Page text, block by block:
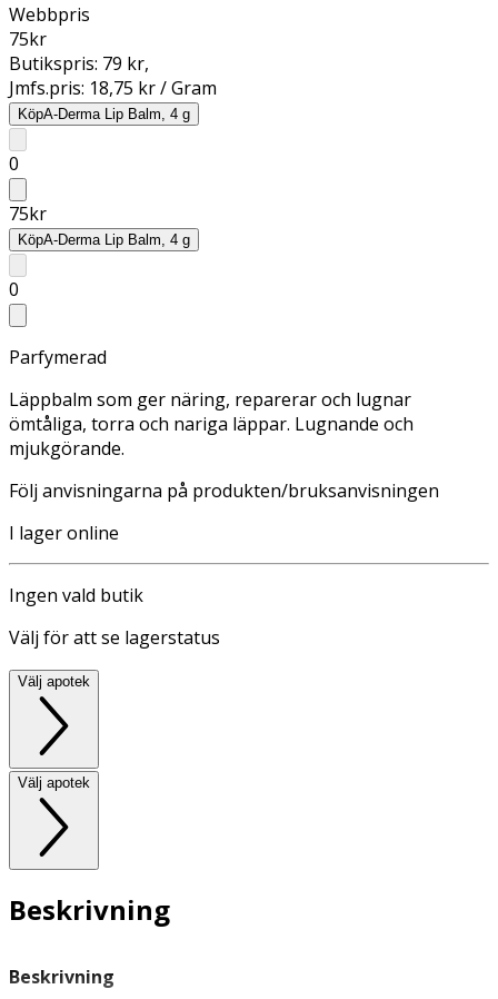
Webbpris
75kr
Butikspris: 79 kr,
Jmfs.pris: 18,75 kr / Gram
KöpA-Derma Lip Balm, 4 g
0
75kr
KöpA-Derma Lip Balm, 4 g
0
Parfymerad
Läppbalm som ger näring, reparerar och lugnar
ömtåliga, torra och nariga läppar. Lugnande och
mjukgörande.
Följ anvisningarna på produkten/bruksanvisningen
I lager online
Ingen vald butik
Välj för att se lagerstatus
Välj apotek
Välj apotek
Beskrivning
Beskrivning